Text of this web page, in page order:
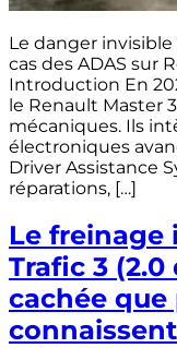
Le danger invisible
cas des ADAS sur
Introduction En
le Renault Master
mécaniques. Ils
électroniques
Driver Assistance
réparations, […]
Le
Trafic 3
cachée